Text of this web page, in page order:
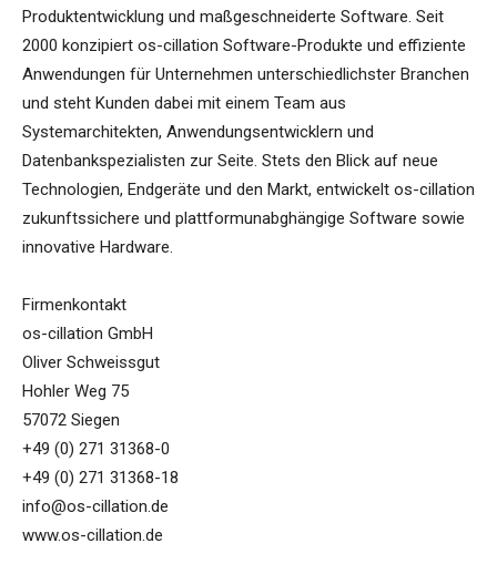
Produktentwicklung und maßgeschneiderte Software. Seit
2000 konzipiert os-cillation Software-Produkte und effiziente
Anwendungen für Unternehmen unterschiedlichster Branchen
und steht Kunden dabei mit einem Team aus
Systemarchitekten, Anwendungsentwicklern und
Datenbankspezialisten zur Seite. Stets den Blick auf neue
Technologien, Endgeräte und den Markt, entwickelt os-cillation
zukunftssichere und plattformunabghängige Software sowie
innovative Hardware.
Firmenkontakt
os-cillation GmbH
Oliver Schweissgut
Hohler Weg 75
57072 Siegen
+49 (0) 271 31368-0
+49 (0) 271 31368-18
info@os-cillation.de
www.os-cillation.de